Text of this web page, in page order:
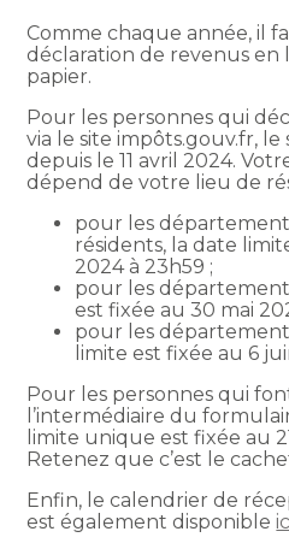
Comme chaque année, il
déclaration de revenus en
papier.
Pour les personnes qui
via le site impôts.gouv.fr,
depuis le 11 avril 2024.
dépend de votre lieu de
pour les
résidents, la date
2024 à 23h59 ;
pour les
est fixée au 30 mai
pour les
limite est fixée au 6
Pour les personnes qui
l’intermédiaire du
limite unique est fixée au
Retenez que c’est le
Enfin, le calendrier de
est également disponible